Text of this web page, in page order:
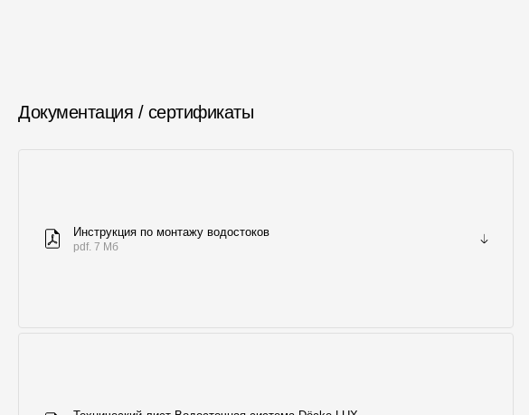
Документация / сертификаты
Инструкция по монтажу водостоков
pdf. 7 Мб